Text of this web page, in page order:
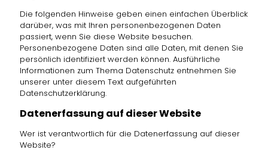
Die folgenden Hinweise geben einen einfachen Überblick
darüber, was mit Ihren personenbezogenen Daten
passiert, wenn Sie diese Website besuchen.
Personenbezogene Daten sind alle Daten, mit denen Sie
persönlich identifiziert werden können. Ausführliche
Informationen zum Thema Datenschutz entnehmen Sie
unserer unter diesem Text aufgeführten
Datenschutzerklärung.
Datenerfassung auf dieser Website
Wer ist verantwortlich für die Datenerfassung auf dieser
Website?